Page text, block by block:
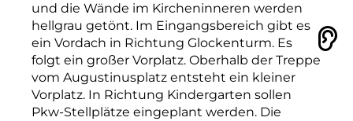
und die Wände im Kircheninneren werden
hellgrau getönt. Im Eingangsbereich gibt es
ein Vordach in Richtung Glockenturm. Es
folgt ein großer Vorplatz. Oberhalb der Treppe
vom Augustinusplatz entsteht ein kleiner
Vorplatz. In Richtung Kindergarten sollen
Pkw-­Stellplätze eingeplant werden. Die
Vorlesen